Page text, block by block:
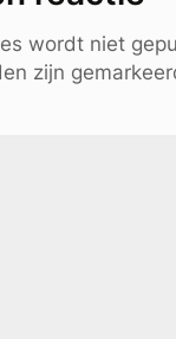
wordt niet
zijn